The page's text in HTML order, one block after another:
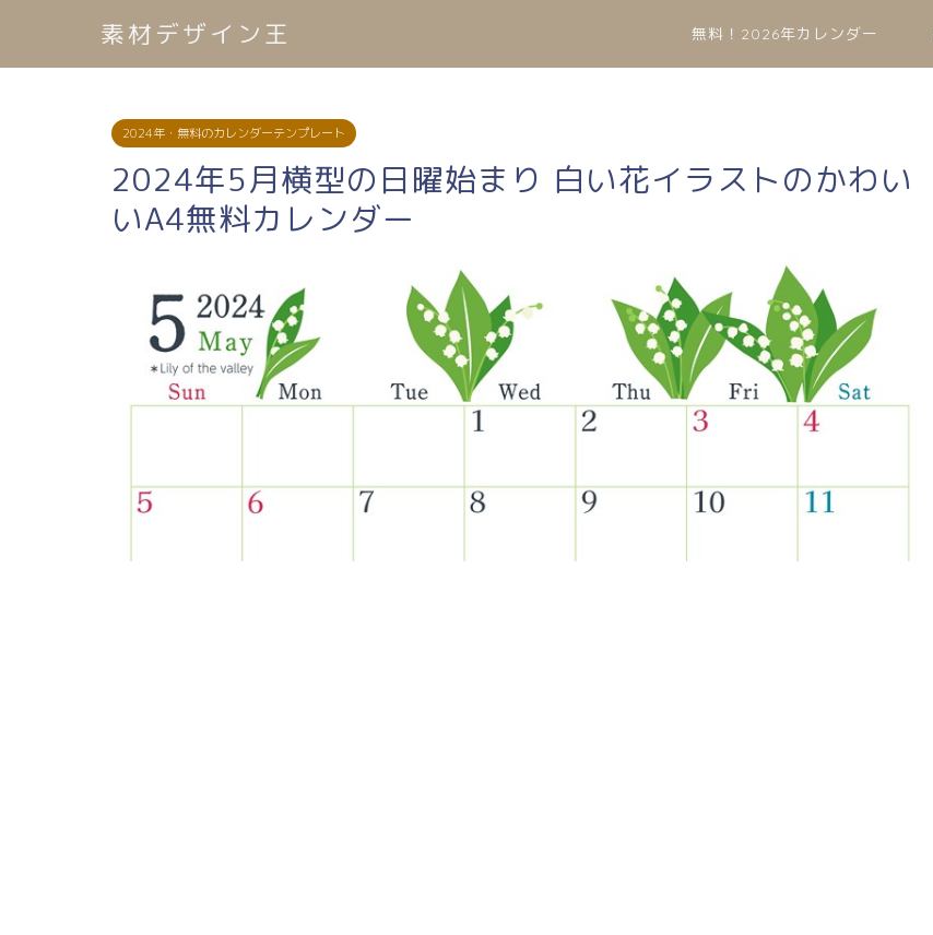
素材デザイン王 無料！2026年カレンダー
2024年・無料のカレンダーテンプレート
2024年5月横型の日曜始まり 白い花イラストのかわい
いA4無料カレンダー